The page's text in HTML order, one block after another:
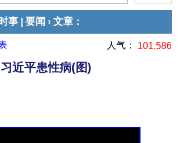
事 要闻 › 文章 ：
人气： 101,586
近平患性病(图)